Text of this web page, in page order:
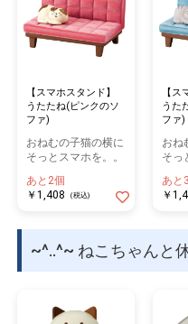
【スマホスタンド】
うたたね(ピンクのソ
ファ)
おねむの子猫の横に
そっとスマホを。。
あと2個
￥1,408
(税込)
【ス
うた
ファ)
おね
そっ
あと
￥
~^..^~ ねこちゃん